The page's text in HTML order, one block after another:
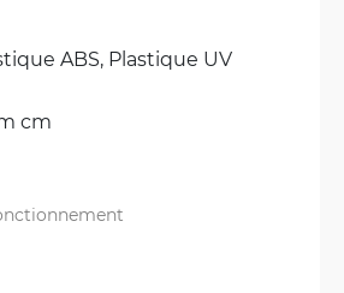
ABS, Plastique UV
cm